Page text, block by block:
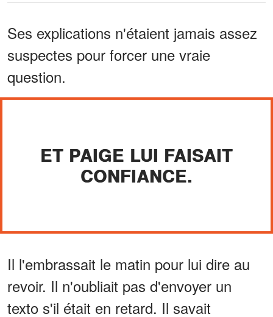
Ses explications n'étaient jamais assez
suspectes pour forcer une vraie
question.
ET PAIGE LUI FAISAIT
CONFIANCE.
Il l'embrassait le matin pour lui dire au
revoir. Il n'oubliait pas d'envoyer un
texto s'il était en retard. Il savait